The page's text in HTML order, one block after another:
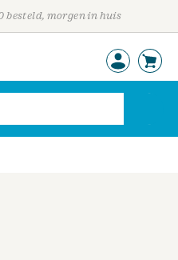
besteld, morgen in huis